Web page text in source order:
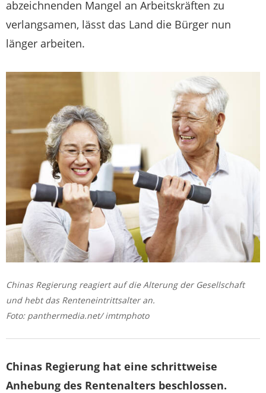
abzeichnenden Mangel an Arbeitskräften zu
verlangsamen, lässt das Land die Bürger nun
länger arbeiten.
Chinas Regierung reagiert auf die Alterung der Gesellschaft
und hebt das Renteneintrittsalter an.
Foto: panthermedia.net/ imtmphoto
Chinas Regierung hat eine schrittweise
Anhebung des Rentenalters beschlossen.